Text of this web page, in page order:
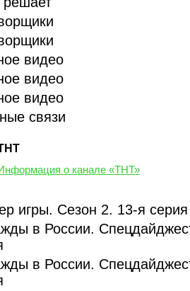
видео
видео
видео
связи
о канале «ТНТ»
игры. Сезон 2. 13-я серия
в России.
в России.